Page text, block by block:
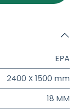
EPA
2400 X 1500 mm
18 MM